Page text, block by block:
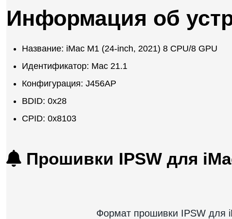
Информация об
Название: iMac M1 (24-inch, 2021) 8 CPU/8 GPU
Идентификатор: Mac 21.1
Конфигурация: J456AP
BDID: 0x28
CPID: 0x8103
Прошивки IPSW для
Формат прошивки IPSW для